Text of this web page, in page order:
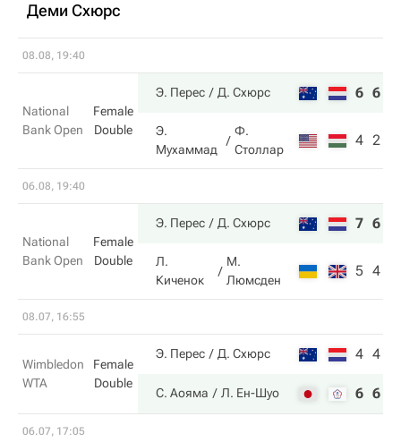
Деми Схюрс
08.08, 19:40
National
Bank Open
Female
Double
Э. Перес Д. Схюрс 6 6
Э.
Мухаммад
Ф.
Столлар
4 2
06.08, 19:40
National
Bank Open
Female
Double
Э. Перес Д. Схюрс 7 6
Л.
Киченок
М.
Люмсден
5 4
08.07, 16:55
Wimbledon
WTA
Female
Double
Э. Перес Д. Схюрс 4 4
С. Аояма Л. Ен-Шуо 6 6
06.07, 17:05